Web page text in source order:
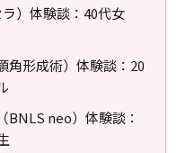
）体験談：40代女
角形成術）体験談：20
BNLS neo）体験談：